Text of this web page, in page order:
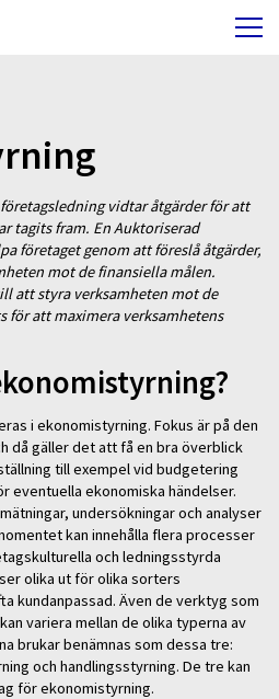
vidtar åtgärder för att
tagits fram. En Auktoriserad
företaget genom att föreslå åtgärder,
mot de finansiella målen.
att styra verksamheten mot de
för att maximera verksamhetens
i ekonomistyrning. Fokus är på den
då gäller det att få en bra överblick
till exempel vid budgetering
eventuella ekonomiska händelser.
undersökningar och analyser
kan innehålla flera processer
och ledningsstyrda
olika ut för olika sorters
kundanpassad. Även de verktyg som
variera mellan de olika typerna av
brukar benämnas som dessa tre:
och handlingsstyrning. De tre kan
för ekonomistyrning.